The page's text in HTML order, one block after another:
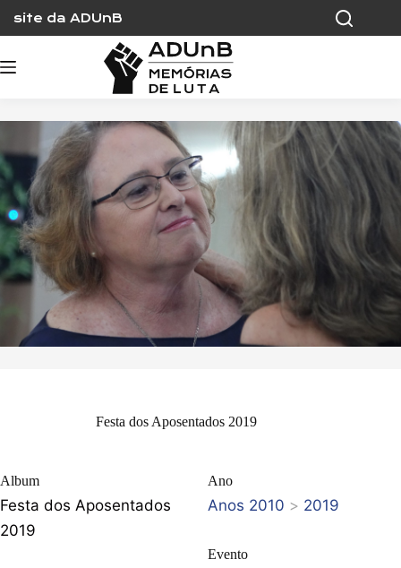
content
site da ADUnB
Festa dos Aposentados 2019
Album
Festa dos Aposentados
2019
Ano
Anos 2010 > 2019
Evento